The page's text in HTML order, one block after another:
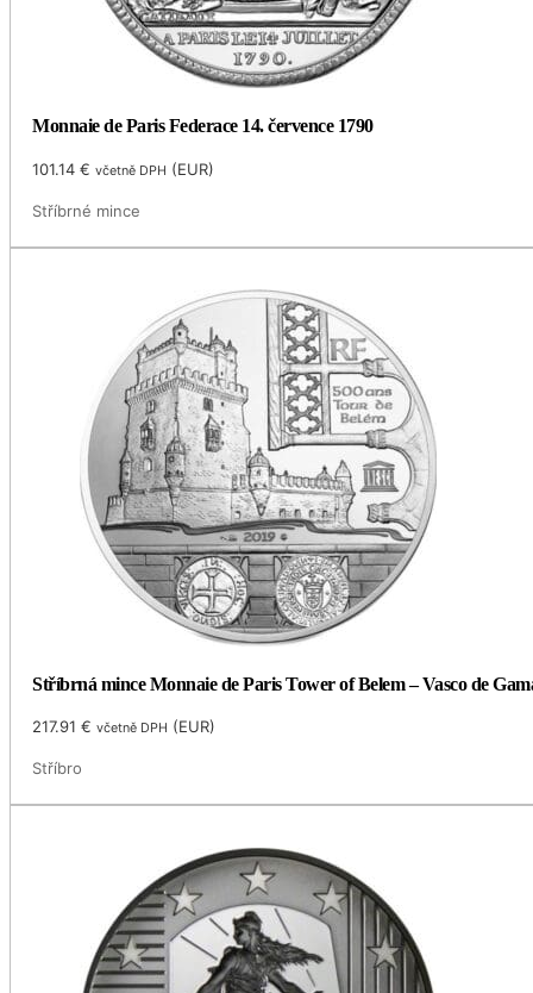
Monnaie de Paris Federace 14. července 1790
101.14€ včetně DPH (EUR)
Stříbrné mince
Stříbrná mince Monnaie de Paris Tower of Belem – Vasco de
217.91€ včetně DPH (EUR)
Stříbro